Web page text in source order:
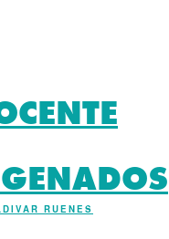
RUENES